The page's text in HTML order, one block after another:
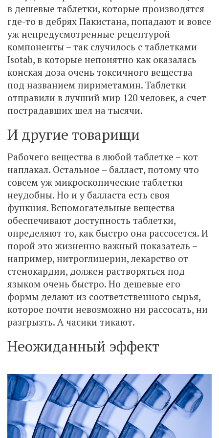
в дешевые таблетки, которые производятся
где-то в дебрях Пакистана, попадают и вовсе
уж непредусмотренные рецептурой
компоненты – так случилось с таблетками
Isotab, в которые непонятно как оказалась
конская доза очень токсичного вещества
под названием пириметамин. Таблетки
отправили в лучший мир 120 человек, а счет
пострадавших шел на тысячи.
И другие товарищи
Рабочего вещества в любой таблетке – кот
наплакал. Остальное – балласт, потому что
совсем уж микроскопические таблетки
неудобны. Но и у балласта есть своя
функция. Вспомогательные вещества
обеспечивают доступность таблетки,
определяют то, как быстро она рассосется. И
порой это жизненно важный показатель –
например, нитроглицерин, лекарство от
стенокардии, должен растворяться под
языком очень быстро. Но дешевые его
формы делают из соответственного сырья,
которое почти невозможно ни рассосать, ни
разгрызть. А часики тикают.
Неожиданный эффект